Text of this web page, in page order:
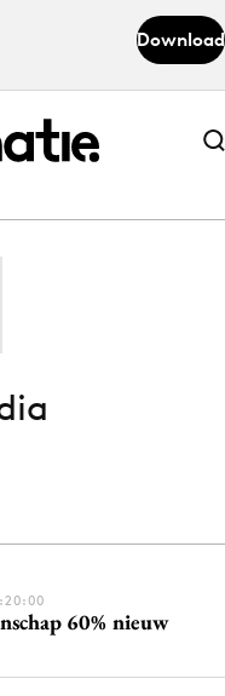
Download
Abonneer nu
Abonneer nu
de Adformatie
60% nieuw